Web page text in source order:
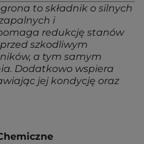
to składnik o silnych
i
redukcję stanów
szkodliwym
a tym samym
Dodatkowo wspiera
jej kondycję oraz